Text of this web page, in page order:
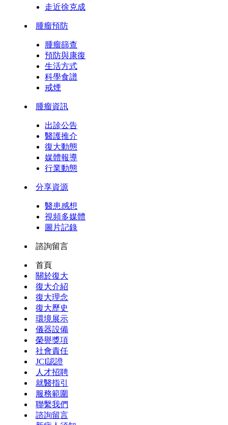
走近徐克成
腫瘤預防
腫瘤篩查
預防與康復
生活方式
科學食譜
戒煙
腫瘤資訊
出診公告
醫護推介
復大動態
媒體報導
行業動態
分享資源
醫患感想
視頻多媒體
圖片記錄
諮詢留言
首頁
關於復大
復大介紹
復大理念
復大歷史
環境展示
儀器設備
榮譽獎項
社會責任
JCI認證
人才招聘
就醫指引
服務範圍
聯繫我們
諮詢留言